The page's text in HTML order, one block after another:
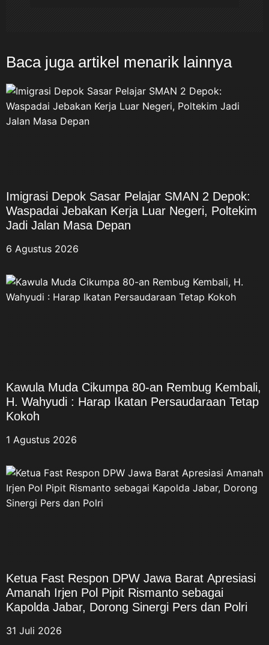
Baca juga artikel menarik lainnya
Imigrasi Depok Sasar Pelajar SMAN 2 Depok:
Waspadai Jebakan Kerja Luar Negeri, Poltekim
6 Agustus 2026
Kawula Muda Cikumpa 80-an Rembug Kembali,
H. Wahyudi : Harap Ikatan Persaudaraan Tetap
Kokoh
1 Agustus 2026
Ketua Fast Respon DPW Jawa Barat Apresiasi
Amanah Irjen Pol Pipit Rismanto sebagai
Kapolda Jabar, Dorong Sinergi Pers dan Polri
31 Juli 2026